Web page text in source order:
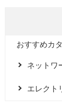
おすすめカ
ネットワ
エレクト